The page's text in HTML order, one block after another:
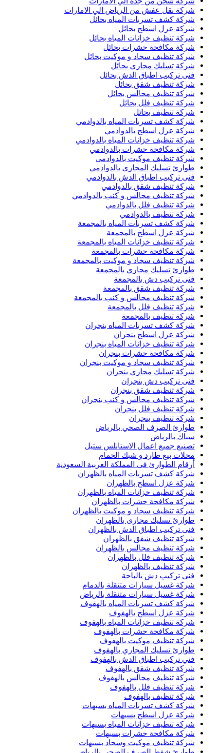
شركة نقل عفش من الرياض الي الامارات
شركة كشف تسربات المياه بحائل
شركة عزل اسطح بحائل
شركة تنظيف خزانات المياه بحائل
شركة مكافحة حشرات بحائل
شركة تنظيف سجاد و موكيت بحائل
شركة تسليك مجاري بحائل
فنى تركيب اطباق الدش بحائل
شركة تنظيف شقق بحائل
شركة تنظيف مجالس بحائل
شركة تنظيف فلل بحائل
شركة تنظيف بحائل
شركة كشف تسربات المياه بالدوادمي
شركة عزل اسطح بالدوادمي
شركة تنظيف خزانات المياه بالدوادمي
شركة مكافحة حشرات بالدوادمي
شركة تنظيف موكيت بالدوادمى
طوارئ تسليك المجارى بالدوادمي
فنى تركيب اطباق الدش بالدوادمي
شركة تنظيف شقق بالدوادمي
شركة تنظيف مجالس و كنب بالدوادمي
شركة تنظيف فلل بالدوادمي
شركة تنظيف بالدوادمي
شركة كشف تسربات المياه بالمجمعة
شركة عزل اسطح بالمجمعة
شركة تنظيف خزانات المياه بالمجمعة
شركة مكافحة حشرات بالمجمعة
شركة تنظيف سجاد و موكيت بالمجمعة
طوارئ تسليك مجاري بالمجمعة
فنى تركيب دش بالمجمعة
شركة تنظيف شقق بالمجمعة
شركة تنظيف مجالس و كنب بالمجمعة
شركة تنظيف فلل بالمجمعة
شركة تنظيف بالمجمعة
شركة كشف تسربات المياه بنجران
شركة عزل اسطح بنجران
شركة تنظيف خزانات المياه بنجران
شركة مكافحة حشرات بنجران
شركة تنظيف سجاد و موكيت بنجران
شركة تسليك مجاري بنجران
فنى تركيب دش بنجران
شركة تنظيف شقق بنجران
شركة تنظيف مجالس و كنب بنجران
شركة تنظيف فلل بنجران
شركة تنظيف بنجران
طوارئ الصرف الصحي بالرياض
سباك بالرياض
تصنيع جميع اعمال الاستانلس ستيل
محلات بيع طارد و شبك الحمام
أرقام الطوارئ فى المملكة العربية السعودية
شركة كشف تسربات المياه بالظهران
شركة عزل اسطح بالظهران
شركة تنظيف خزانات المياه بالظهران
شركة مكافحة حشرات بالظهران
شركة تنظيف سجاد و موكيت بالظهران
طوارئ تسليك مجارى بالظهران
فنى تركيب اطباق الدش بالظهران
شركة تنظيف شقق بالظهران
شركة تنظيف مجالس بالظهران
شركة تنظيف فلل بالظهران
شركة تنظيف بالظهران
فنى تركيب دش بالباحة
شركة غسيل سيارات متنقلة بالدمام
شركة غسيل سيارات متنقلة بالرياض
شركة كشف تسربات المياه بالهفوف
شركة عزل اسطح بالهفوف
شركة تنظيف خزانات المياه بالهفوف
شركة مكافحة حشرات بالهفوف
شركة تنظيف موكيت بالهفوف
طوارئ تسليك المجاري بالهفوف
فني تركيب اطباق الدش بالهفوف
شركة تنظيف شقق بالهفوف
شركة تنظيف مجالس بالهفوف
شركة تنظيف فلل بالهفوف
شركة تنظيف بالهفوف
شركة كشف تسربات المياه بسيهات
شركة عزل اسطح بسيهات
شركة تنظيف خزانات المياه بسيهات
شركة مكافحة حشرات بسيهات
شركة تنظيف موكيت وسجاد بسيهات